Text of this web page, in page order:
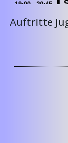
Auftritte